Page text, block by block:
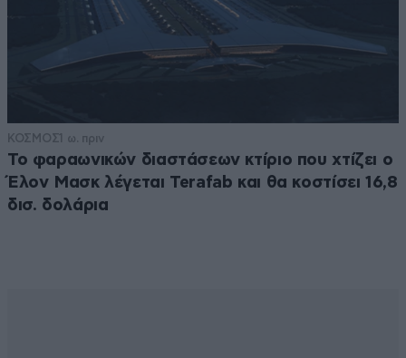
ΚΟΣΜΟΣ1 ω. πριν
Το φαραωνικών διαστάσεων κτίριο που χτίζει ο
Έλον Μασκ λέγεται Terafab και θα κοστίσει 16,8
δισ. δολάρια